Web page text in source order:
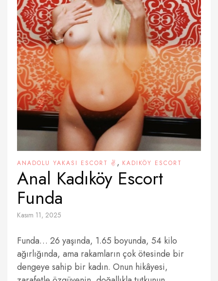
ANADOLU YAKASI ESCORT ✌️ , KADIKÖY ESCORT
Anal Kadıköy Escort
Funda
Kasım 11, 2025
Funda… 26 yaşında, 1.65 boyunda, 54 kilo
ağırlığında, ama rakamların çok ötesinde bir
dengeye sahip bir kadın. Onun hikâyesi,